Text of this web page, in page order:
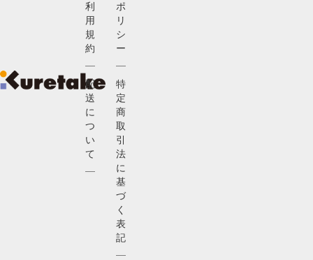
利
用
規
約
配
送
に
つ
い
て
ポ
リ
シ
ー
特
定
商
取
引
法
に
基
づ
く
表
記